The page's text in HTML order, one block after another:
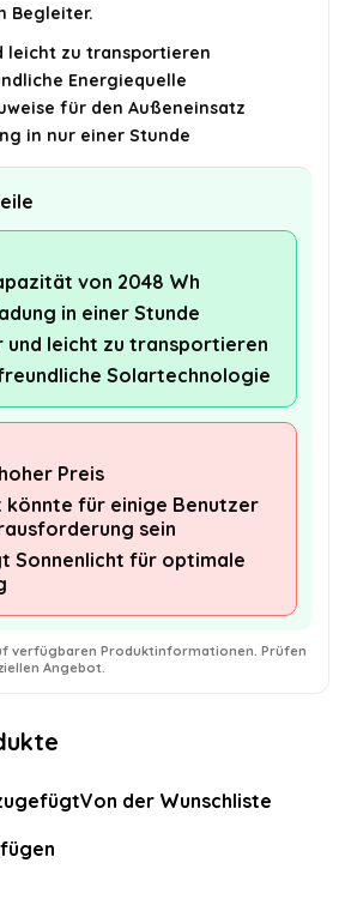
Begleiter.
leicht zu transportieren
Energiequelle
für den Außeneinsatz
in nur einer Stunde
von 2048 Wh
in einer Stunde
und leicht zu transportieren
Solartechnologie
Preis
könnte für einige Benutzer
sein
Sonnenlicht für optimale
verfügbaren Produktinformationen. Prüfen
Angebot.
Von der Wunschliste